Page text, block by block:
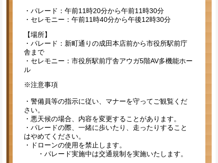
・パレード：午前11時20分から午前11時30分
・セレモニー：午前11時40分から午後12時30分
【場所】
・パレード：新町通りの成田本店前から市役所駅前庁
舎まで
・セレモニー：市役所駅前庁舎アウガ5階AV多機能ホー
ル
※注意事項
・警備員等の指示に従い、マナーを守ってご観覧くだ
さい。
・悪天候の場合、内容を変更することがあります。
・パレードの際、一緒に歩いたり、走ったりすること
はやめてください。
・ドローンの使用を禁止します。
・パレード実施中は交通規制を実施いたします。